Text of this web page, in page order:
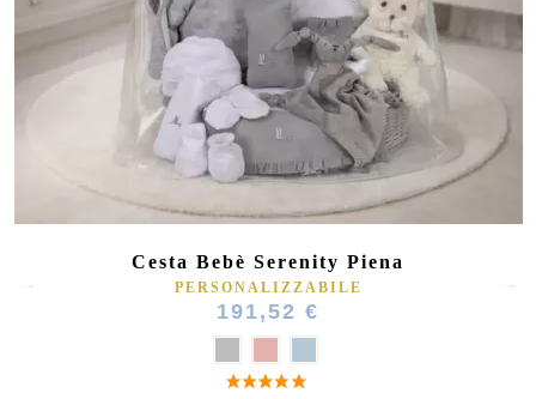
Cesta Bebè Serenity Piena
PERSONALIZZABILE
191,52 €